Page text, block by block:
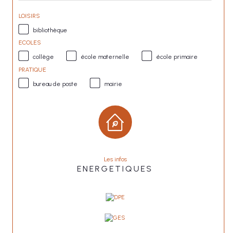
Les infos
ENERGETIQUES
LOISIRS
bibliothèque
ECOLES
collège
école maternelle
école primaire
PRATIQUE
bureau de poste
mairie